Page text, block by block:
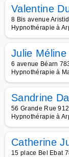
Valentine
8 Bis avenue
Hypnothérapie à
Julie Méline
6 avenue Béarn
Hypnothérapie à
Sandrine
56 Grande Rue
Hypnothérapie à
Catherine
15 place Bel Ebat